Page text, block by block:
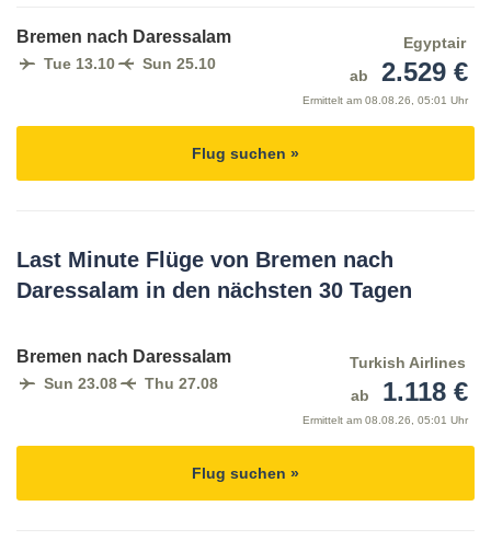
Bremen nach Daressalam
Tue 13.10 Sun 25.10
Egyptair
ab
2.529 €
Ermittelt am 08.08.26, 05:01 Uhr
Flug suchen »
Last Minute Flüge von Bremen nach
Daressalam in den nächsten 30 Tagen
Bremen nach Daressalam
Sun 23.08 Thu 27.08
Turkish Airlines
ab
1.118 €
Ermittelt am 08.08.26, 05:01 Uhr
Flug suchen »